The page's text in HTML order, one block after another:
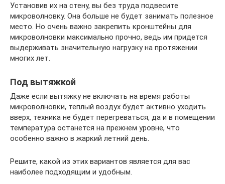
Установив их на стену, вы без труда подвесите
микроволновку. Она больше не будет занимать полезное
место. Но очень важно закрепить кронштейны для
микроволновки максимально прочно, ведь им придется
выдерживать значительную нагрузку на протяжении
многих лет.
Под вытяжкой
Даже если вытяжку не включать на время работы
микроволновки, теплый воздух будет активно уходить
вверх, техника не будет перегреваться, да и в помещении
температура останется на прежнем уровне, что
особенно важно в жаркий летний день.
Решите, какой из этих вариантов является для вас
наиболее подходящим и удобным.